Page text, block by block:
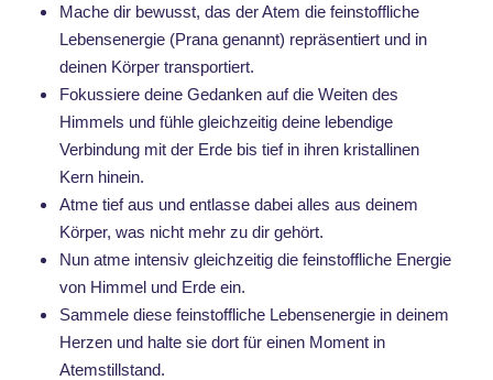
Mache dir bewusst, das der Atem die feinstoffliche
Lebensenergie (Prana genannt) repräsentiert und in
deinen Körper transportiert.
Fokussiere deine Gedanken auf die Weiten des
Himmels und fühle gleichzeitig deine lebendige
Verbindung mit der Erde bis tief in ihren kristallinen
Kern hinein.
Atme tief aus und entlasse dabei alles aus deinem
Körper, was nicht mehr zu dir gehört.
Nun atme intensiv gleichzeitig die feinstoffliche Energie
von Himmel und Erde ein.
Sammele diese feinstoffliche Lebensenergie in deinem
Herzen und halte sie dort für einen Moment in
Atemstillstand.